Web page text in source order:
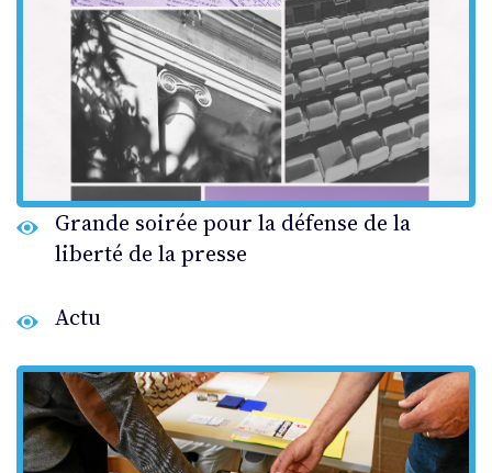
Grande soirée pour la défense de la
liberté de la presse
Actu